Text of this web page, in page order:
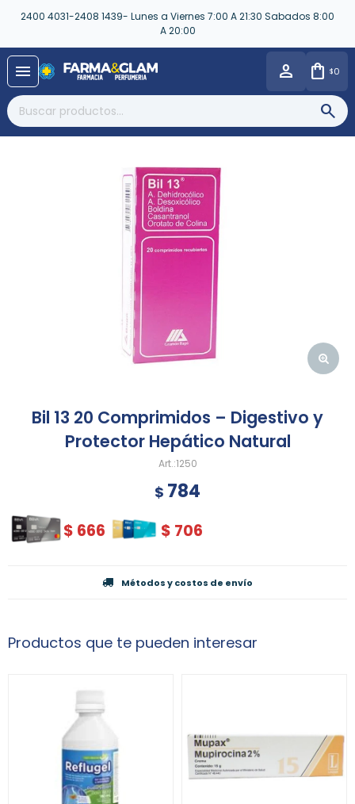
2400 4031-2408 1439- Lunes a Viernes 7:00 A 21:30 Sabados 8:00
A 20:00
menu $0
Bil 13 20 Comprimidos – Digestivo y
Protector Hepático Natural
1250
$ 784
$ 666 $ 706
Métodos y costos de envío
Productos que te pueden interesar